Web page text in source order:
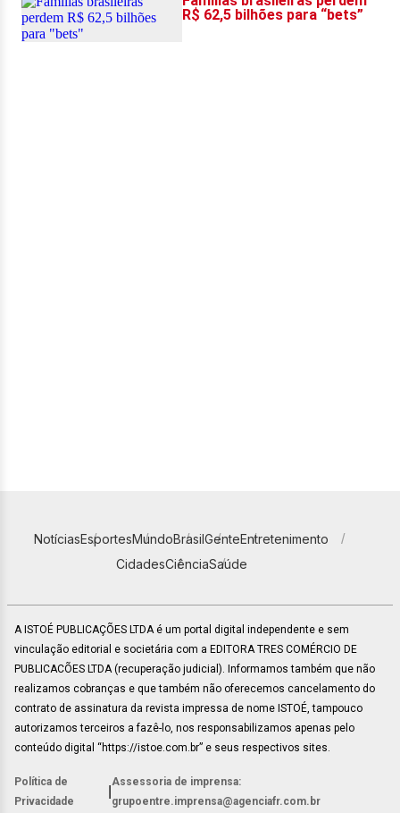
NotíciasEsportesMundoBrasilGenteEntretenimento
CidadesCiênciaSaúde
A ISTOÉ PUBLICAÇÕES LTDA é um portal digital independente e sem
vinculação editorial e societária com a EDITORA TRES COMÉRCIO DE
PUBLICACÕES LTDA (recuperação judicial). Informamos também que não
realizamos cobranças e que também não oferecemos cancelamento do
contrato de assinatura da revista impressa de nome ISTOÉ, tampouco
autorizamos terceiros a fazê-lo, nos responsabilizamos apenas pelo
conteúdo digital “https://istoe.com.br” e seus respectivos sites.
Política de
Privacidade
Assessoria de imprensa:
grupoentre.imprensa@agenciafr.com.br